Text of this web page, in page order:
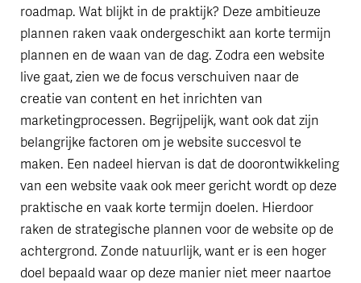
roadmap. Wat blijkt in de praktijk? Deze ambitieuze
plannen raken vaak ondergeschikt aan korte termijn
plannen en de waan van de dag. Zodra een website
live gaat, zien we de focus verschuiven naar de
creatie van content en het inrichten van
marketingprocessen. Begrijpelijk, want ook dat zijn
belangrijke factoren om je website succesvol te
maken. Een nadeel hiervan is dat de doorontwikkeling
van een website vaak ook meer gericht wordt op deze
praktische en vaak korte termijn doelen. Hierdoor
raken de strategische plannen voor de website op de
achtergrond. Zonde natuurlijk, want er is een hoger
doel bepaald waar op deze manier niet meer naartoe